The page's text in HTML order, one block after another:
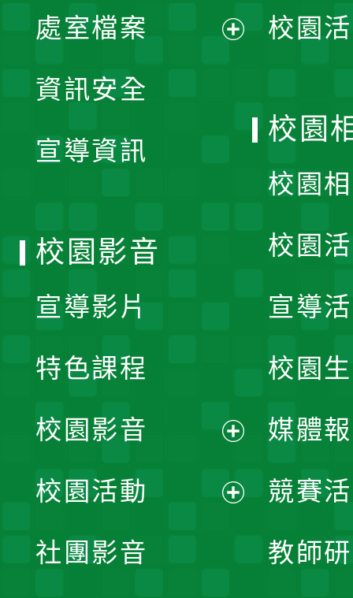
單
處室檔案
資訊安全
宣導資訊
校園
校園
校園
校園
宣導
校園
媒體
競賽
教師
校園影音
宣導影片
特色課程
校園影音
開
校園活動
社團影音